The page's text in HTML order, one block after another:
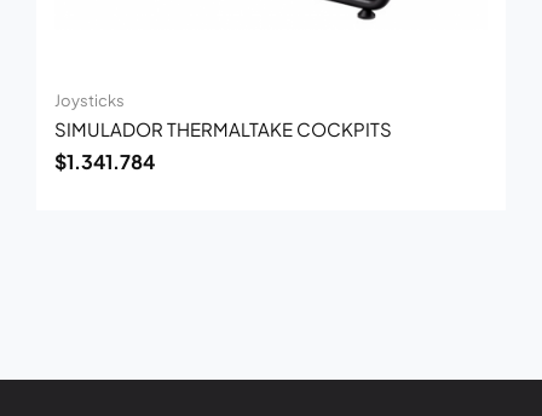
Joysticks
SIMULADOR THERMALTAKE COCKPITS
$1.341.784